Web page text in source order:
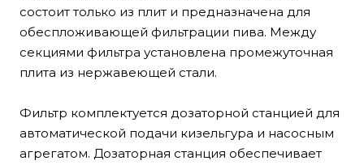
состоит только из плит и предназначена для
обеспложивающей фильтрации пива. Между
секциями фильтра установлена промежуточная
плита из нержавеющей стали.
Фильтр комплектуется дозаторной станцией для
автоматической подачи кизельгура и насосным
агрегатом. Дозаторная станция обеспечивает